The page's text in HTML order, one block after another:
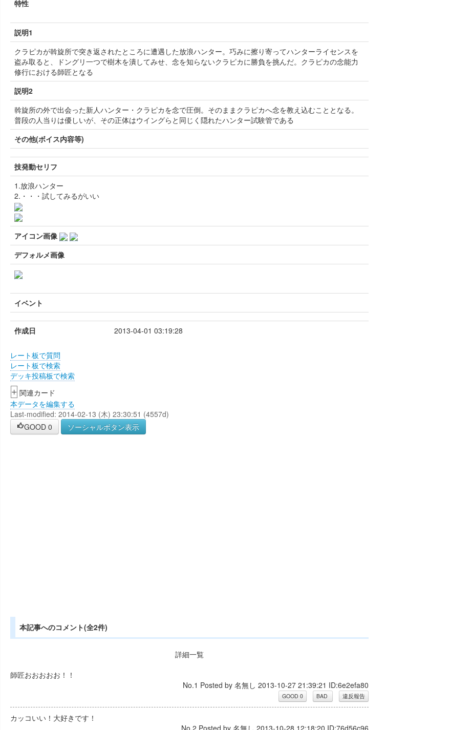
特性
説明1
クラピカが斡旋所で突き返されたところに遭遇した放浪ハンター。巧みに擦り寄ってハンターライセンスを
盗み取ると、ドングリ一つで樹木を潰してみせ、念を知らないクラピカに勝負を挑んだ。クラピカの念能力
修行における師匠となる
説明2
斡旋所の外で出会った新人ハンター・クラピカを念で圧倒。そのままクラピカへ念を教え込むこととなる。
普段の人当りは優しいが、その正体はウイングらと同じく隠れたハンター試験管である
その他(ボイス内容等)
技発動セリフ
1.放浪ハンター
2.・・・試してみるがいい
アイコン画像
デフォルメ画像
イベント
作成日 2013-04-01 03:19:28
レート板で質問
レート板で検索
デッキ投稿板で検索
+ 関連カード
本データを編集する
Last-modified: 2014-02-13 (木) 23:30:51 (4557d)
GOOD 0 ソーシャルボタン表示
本記事へのコメント(全2件)
詳細一覧
師匠おおおおお！！
No.1 Posted by 名無し 2013-10-27 21:39:21 ID:6e2efa80
カッコいい！大好きです！